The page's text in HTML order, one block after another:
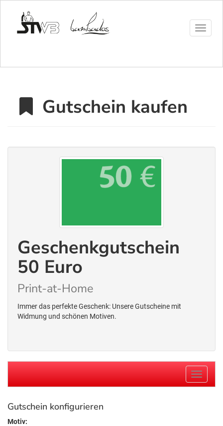
Menü
Gutschein kaufen
Geschenkgutschein
50 Euro
Print-at-Home
Immer das perfekte Geschenk: Unsere Gutscheine mit
Widmung und schönen Motiven.
Gutschein konfigurieren
Motiv: